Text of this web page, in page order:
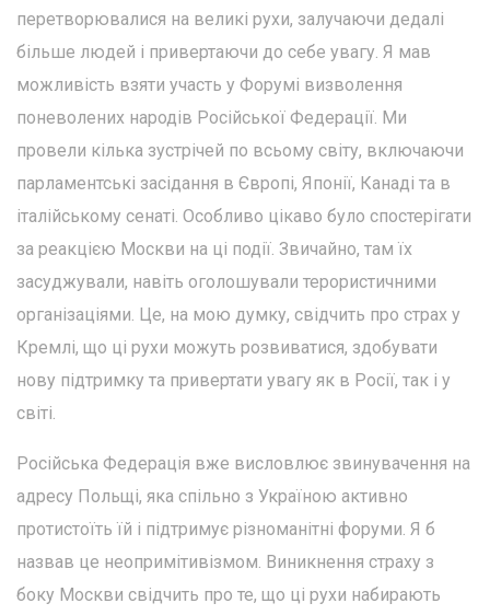
перетворювалися на великі рухи, залучаючи дедалі
більше людей і привертаючи до себе увагу. Я мав
можливість взяти участь у Форумі визволення
поневолених народів Російської Федерації. Ми
провели кілька зустрічей по всьому світу, включаючи
парламентські засідання в Європі, Японії, Канаді та в
італійському сенаті. Особливо цікаво було спостерігати
за реакцією Москви на ці події. Звичайно, там їх
засуджували, навіть оголошували терористичними
організаціями. Це, на мою думку, свідчить про страх у
Кремлі, що ці рухи можуть розвиватися, здобувати
нову підтримку та привертати увагу як в Росії, так і у
світі.
Російська Федерація вже висловлює звинувачення на
адресу Польщі, яка спільно з Україною активно
протистоїть їй і підтримує різноманітні форуми. Я б
назвав це неопримітивізмом. Виникнення страху з
боку Москви свідчить про те, що ці рухи набирають